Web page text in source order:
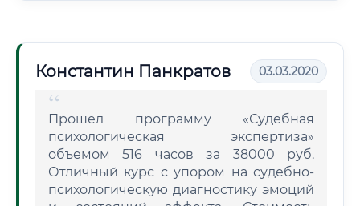
Константин Панкратов 03.03.2020
Прошел программу «Судебная
психологическая экспертиза»
объемом 516 часов за 38000 руб.
Отличный курс с упором на судебно-
психологическую диагностику эмоций